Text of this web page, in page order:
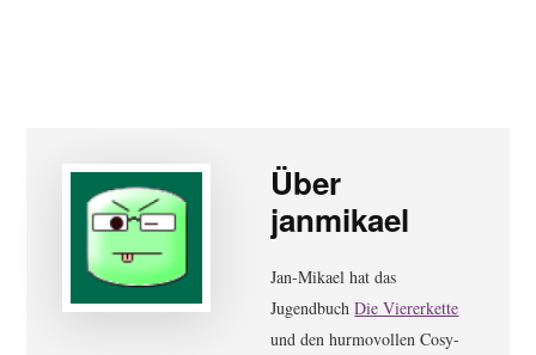
Über
janmikael
Jan-Mikael hat das
JugendbuchDie Viererkette
und den hurmovollen Cosy-